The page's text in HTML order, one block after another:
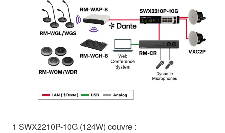
1 SWX2210P-10G (124W) couvre :